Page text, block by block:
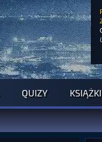
QUIZY KSIĄŻKI